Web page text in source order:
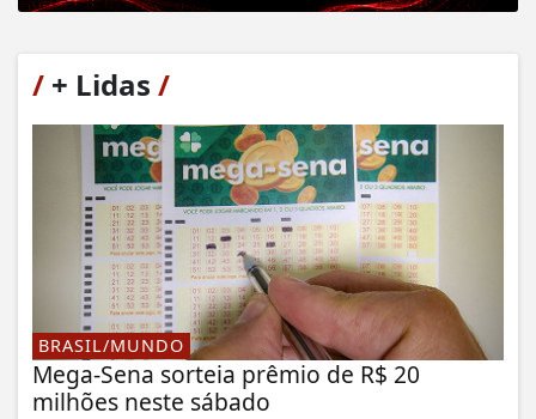
/ + Lidas /
BRASIL/MUNDO
Mega-Sena sorteia prêmio de R$ 20
milhões neste sábado